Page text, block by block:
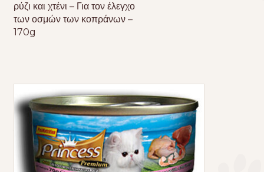
ρύζι και χτένι – Για τον έλεγχο
των οσμών των κοπράνων –
170g